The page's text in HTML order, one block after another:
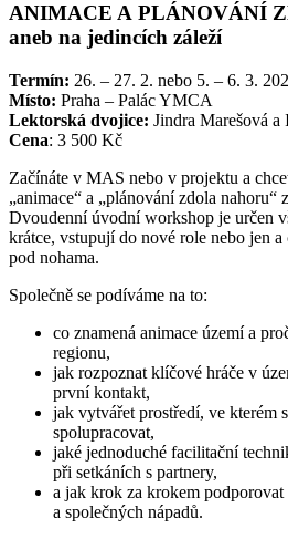
ANIMACE A PLÁNOVÁNÍ
aneb na jedincích záleží
Termín: 26. – 27. 2. nebo 5. – 6. 3.
Místo: Praha – Palác YMCA
Lektorská dvojice: Jindra Marešová
Cena: 3 500 Kč
Začínáte v MAS nebo v projektu a
„animace“ a „plánování zdola nahoru“
Dvoudenní úvodní workshop je určen
krátce, vstupují do nové role nebo jen
pod nohama.
Společně se podíváme na to:
co znamená animace území a
regionu,
jak rozpoznat klíčové hráče v
první kontakt,
jak vytvářet prostředí, ve kterém
spolupracovat,
jaké jednoduché facilitační
při setkáních s partnery,
a jak krok za krokem
a společných nápadů.